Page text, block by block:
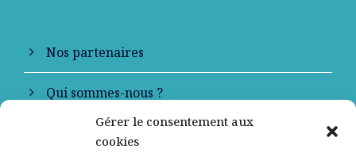
Gérer le consentement aux
cookies
Nos partenaires
Qui sommes-nous ?
Contactez-nous